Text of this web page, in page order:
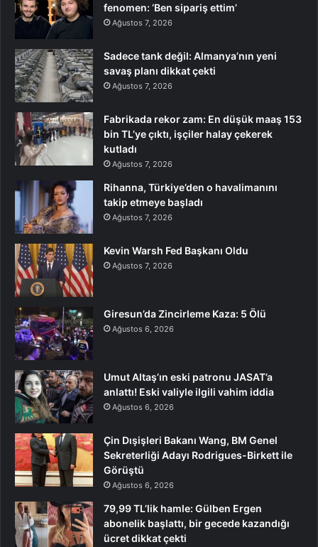
fenomen: ‘Ben sipariş ettim’
Ağustos 7, 2026
Sadece tank değil: Almanya’nın yeni
savaş planı dikkat çekti
Ağustos 7, 2026
Fabrikada rekor zam: En düşük maaş 153
bin TL’ye çıktı, işçiler halay çekerek
kutladı
Ağustos 7, 2026
Rihanna, Türkiye’den o havalimanını
takip etmeye başladı
Ağustos 7, 2026
Kevin Warsh Fed Başkanı Oldu
Ağustos 7, 2026
Giresun’da Zincirleme Kaza: 5 Ölü
Ağustos 6, 2026
Umut Altaş’ın eski patronu JASAT’a
anlattı! Eski valiyle ilgili vahim iddia
Ağustos 6, 2026
Çin Dışişleri Bakanı Wang, BM Genel
Sekreterliği Adayı Rodrigues-Birkett ile
Görüştü
Ağustos 6, 2026
79,99 TL’lik hamle: Gülben Ergen
abonelik başlattı, bir gecede kazandığı
ücret dikkat çekti